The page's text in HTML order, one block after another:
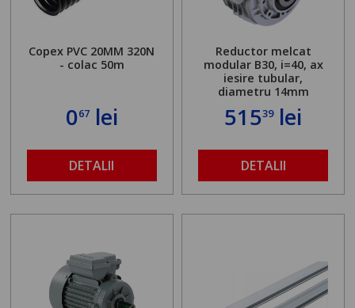
Copex PVC 20MM 320N
- colac 50m
067lei
DETALII
Reductor melcat
modular B30, i=40, ax
iesire tubular,
diametru 14mm
51539lei
DETALII